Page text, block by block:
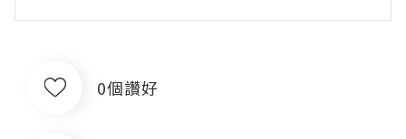
0個讚好